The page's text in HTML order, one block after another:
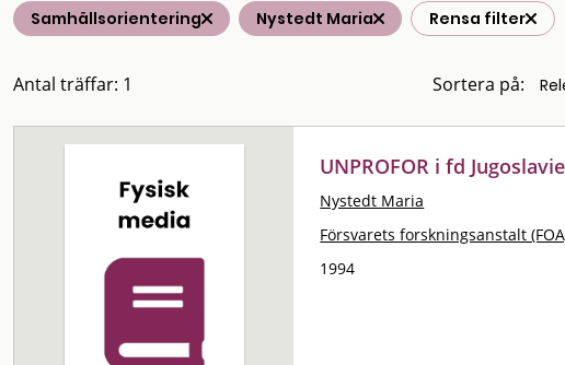
Samhällsorientering Nystedt Maria Rensa filter
Antal träffar: 1 Sortera på:
UNPROFOR i fd
Nystedt Maria
Försvarets forskningsanstalt
1994